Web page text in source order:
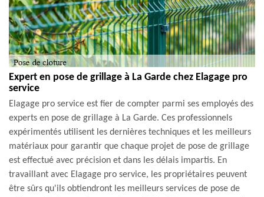
Expert en pose de grillage à La Garde chez Elagage pro
service
Elagage pro service est fier de compter parmi ses employés des
experts en pose de grillage à La Garde. Ces professionnels
expérimentés utilisent les dernières techniques et les meilleurs
matériaux pour garantir que chaque projet de pose de grillage
est effectué avec précision et dans les délais impartis. En
travaillant avec Elagage pro service, les propriétaires peuvent
être sûrs qu'ils obtiendront les meilleurs services de pose de